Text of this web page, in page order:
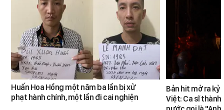
Huấn Hoa Hồng một năm ba lần bị xử
phạt hành chính, một lần đi cai nghiện
Bản hit mở ra kỷ
Việt: Ca sĩ